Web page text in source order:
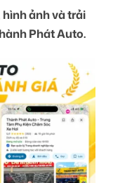
ảnh và trải
Phát Auto.